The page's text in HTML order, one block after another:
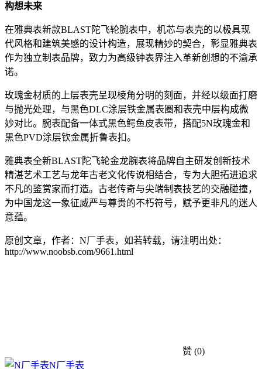
构想未来
在雅典表新款BLAST陀飞轮腕表中，机芯与表壳的以极具现
代风格和建筑美感的设计构造，展现精妙的契合，彰显雅典表
作为独立制表品牌，致力为高级钟表界注入革新创想的不渝承
诺。
玫瑰金材质的上层表壳呈现棱角分明的刻面，并经以级面打磨
与抛光处理，与黑色DLC涂层铁金属表圈和表壳中层构成微
妙对比。腕表配备一体式黑色鳄鱼皮表带，搭配5N玫瑰金和
黑色PVD涂层钦金属折鲁表扣。
雅典表全新BLAST陀飞轮金龙腕表将品牌自主研发创新技术
精湛艺术工艺与龙年古老文化传说相结合，专为大胆拓进追求
不凡的鉴赏家而打造。古老传奇与尖端制表技艺的交融碰撞，
为中国龙这一象征威严与尊贵的不朽符号，赋予更非凡的迷人
意蕴。
原创文章，作者：N厂手表，如若转载，请注明出处：
http://www.noobsb.com/9661.html
赞 (0)
N厂手表